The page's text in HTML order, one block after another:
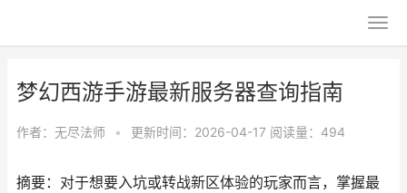
梦幻西游手游最新服务器查询指南
作者： 无尽法师 • 更新时间：2026-04-17 阅读量：494
摘要：对于想要入坑或转战新区体验的玩家而言，掌握最